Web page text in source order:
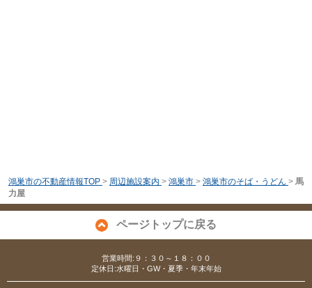
鴻巣市の不動産情報TOP > 周辺施設案内 > 鴻巣市 > 鴻巣市のそば・うどん > 馬
力屋
ページトップに戻る
営業時間:９：３０～１８：００
定休日:水曜日・GW・夏季・年末年始